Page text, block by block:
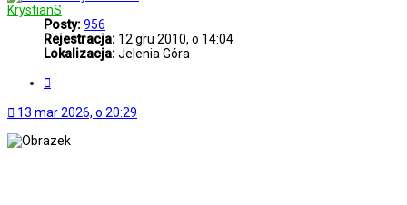
KrystianS
Posty:956
Rejestracja: 12 gru 2010, o 14:04
Lokalizacja:Jelenia Góra
13 mar 2026, o 20:29